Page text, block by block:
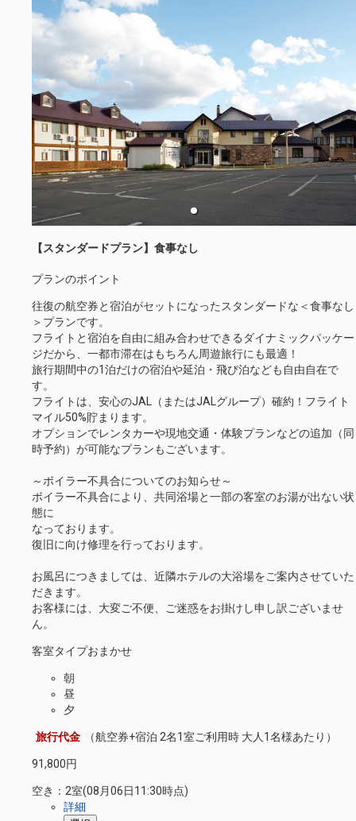
【スタンダードプラン】食事なし
プランのポイント
往復の航空券と宿泊がセットになったスタンダードな＜食事なし
＞プランです。
フライトと宿泊を自由に組み合わせできるダイナミックパッケー
ジだから、一都市滞在はもちろん周遊旅行にも最適！
旅行期間中の1泊だけの宿泊や延泊・飛び泊なども自由自在で
す。
フライトは、安心のJAL（またはJALグループ）確約！フライト
マイル50%貯まります。
オプションでレンタカーや現地交通・体験プランなどの追加（同
時予約）が可能なプランもございます。
～ボイラー不具合についてのお知らせ～
ボイラー不具合により、共同浴場と一部の客室のお湯が出ない状
態に
なっております。
復旧に向け修理を行っております。
お風呂につきましては、近隣ホテルの大浴場をご案内させていた
だきます。
お客様には、大変ご不便、ご迷惑をお掛けし申し訳ございませ
ん。
客室タイプおまかせ
朝
昼
夕
旅行代金 （航空券+宿泊 2名1室ご利用時 大人1名様あたり）
91,800円
空き： 2室(08月06日11:30時点)
詳細